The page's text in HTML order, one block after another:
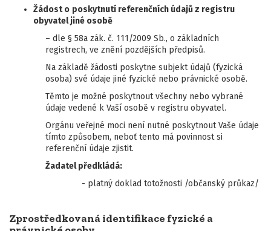
Žádost o poskytnutí referenčních údajů z registru
obyvatel jiné osobě
– dle § 58a zák. č. 111/2009 Sb., o základních
registrech, ve znění pozdějších předpisů.
Na základě žádosti poskytne subjekt údajů (fyzická
osoba) své údaje jiné fyzické nebo právnické osobě.
Těmto je možné poskytnout všechny nebo vybrané
údaje vedené k Vaší osobě v registru obyvatel.
Orgánu veřejné moci není nutné poskytnout Vaše údaje
tímto způsobem, neboť tento má povinnost si
referenční údaje zjistit.
Žadatel předkládá:
- platný doklad totožnosti /občanský průkaz/
Zprostředkovaná identifikace fyzické a